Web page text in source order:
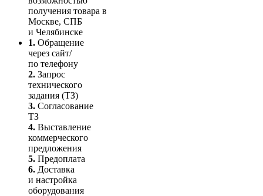
получения товара в
Москве, СПБ
и Челябинске
1. Обращение
через сайт/
по телефону
2. Запрос
технического
задания (ТЗ)
3. Согласование
ТЗ
4. Выставление
коммерческого
предложения
5. Предоплата
6. Доставка
и настройка
оборудования